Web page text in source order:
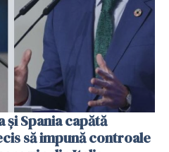
Spania capătă
să impună controale